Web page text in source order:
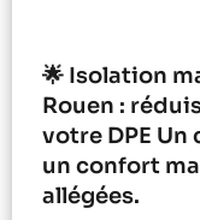
🌟 Isolation
Rouen :
votre DPE
un confort
allégées.